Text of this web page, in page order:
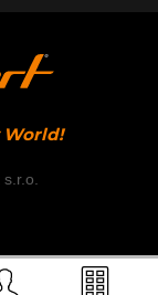
World!